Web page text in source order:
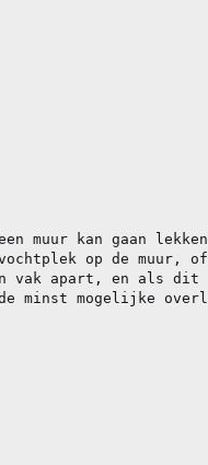
muur kan gaan
op de muur,
vak apart, en als dit
minst mogelijke